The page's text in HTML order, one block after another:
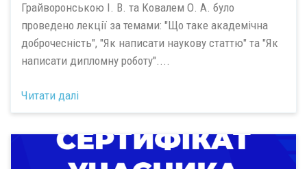
Грайворонською І. В. та Ковалем О. А. було
проведено лекції за темами: "Що таке академічна
доброчесність", "Як написати наукову статтю" та "Як
написати дипломну роботу"....
Читати далі